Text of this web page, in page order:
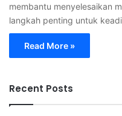
membantu menyelesaikan
langkah penting untuk
Read More »
Recent Posts